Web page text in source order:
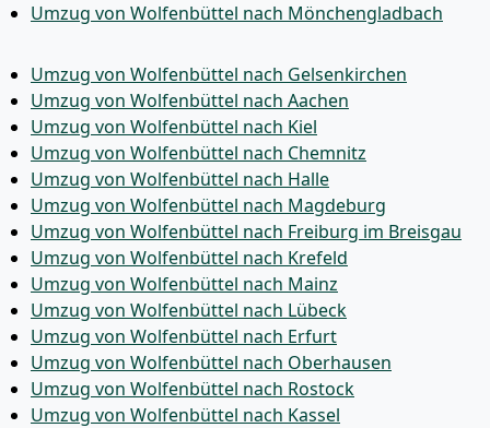
Umzug von Wolfenbüttel nach Mönchen­gladbach
Umzug von Wolfenbüttel nach Gelsenkirchen
Umzug von Wolfenbüttel nach Aachen
Umzug von Wolfenbüttel nach Kiel
Umzug von Wolfenbüttel nach Chemnitz
Umzug von Wolfenbüttel nach Halle
Umzug von Wolfenbüttel nach Magdeburg
Umzug von Wolfenbüttel nach Freiburg im Breisgau
Umzug von Wolfenbüttel nach Krefeld
Umzug von Wolfenbüttel nach Mainz
Umzug von Wolfenbüttel nach Lübeck
Umzug von Wolfenbüttel nach Erfurt
Umzug von Wolfenbüttel nach Oberhausen
Umzug von Wolfenbüttel nach Rostock
Umzug von Wolfenbüttel nach Kassel